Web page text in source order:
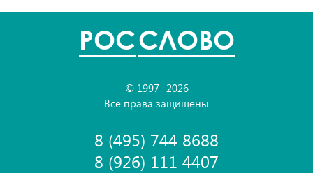
POCСЛОВО
© 1997- 2026
Все права защищены
8 (495) 744 8688
8 (926) 111 4407